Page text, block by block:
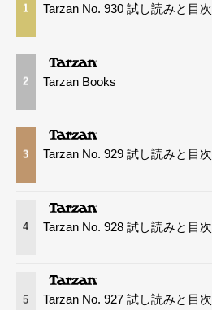
1 Tarzan No. 930 試し読みと目次
2 Tarzan Books
3 Tarzan No. 929 試し読みと目次
4 Tarzan No. 928 試し読みと目次
5 Tarzan No. 927 試し読みと目次